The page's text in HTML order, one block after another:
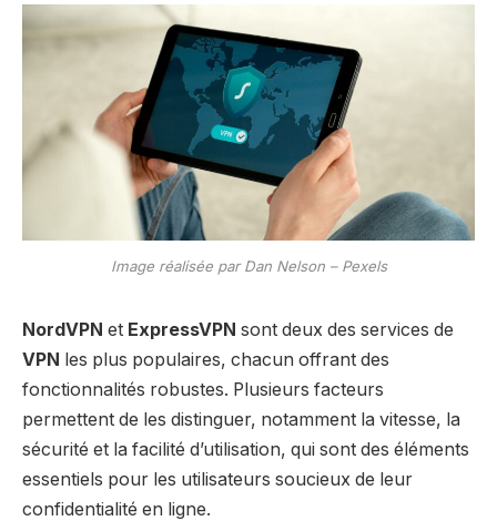
Image réalisée par Dan Nelson – Pexels
NordVPN et ExpressVPN sont deux des services de
VPN les plus populaires, chacun offrant des
fonctionnalités robustes. Plusieurs facteurs
permettent de les distinguer, notamment la vitesse, la
sécurité et la facilité d’utilisation, qui sont des éléments
essentiels pour les utilisateurs soucieux de leur
confidentialité en ligne.